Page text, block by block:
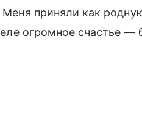
приняли как
огромное счастье —